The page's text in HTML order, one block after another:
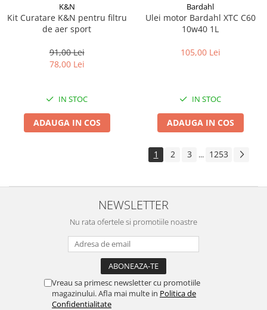
K&N
Kit Curatare K&N pentru filtru
de aer sport
91,00 Lei
78,00 Lei
IN STOC
ADAUGA IN COS
Bardahl
Ulei motor Bardahl XTC C60
10w40 1L
105,00 Lei
IN STOC
ADAUGA IN COS
1 2 3 ... 1253
NEWSLETTER
Nu rata ofertele si promotiile noastre
Vreau sa primesc newsletter cu promotiile
magazinului. Afla mai multe in Politica de
Confidentialitate